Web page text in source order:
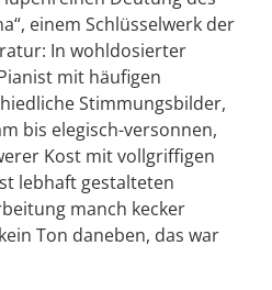
einem Schlüsselwerk der
In wohldosierter
mit häufigen
Stimmungsbilder,
bis elegisch-versonnen,
Kost mit vollgriffigen
lebhaft gestalteten
manch kecker
Ton daneben, das war